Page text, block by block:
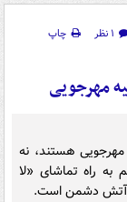
۱ نظر
چاپ
مهرجویی
هستند، نه
به راه تماشای «لا
آتش دشمن است.